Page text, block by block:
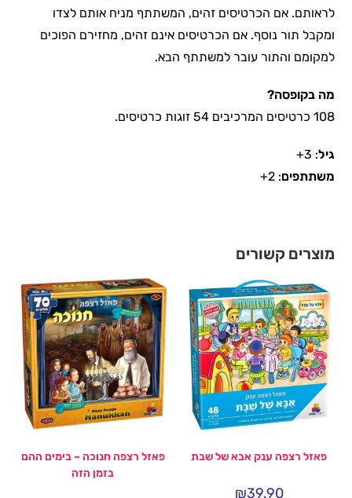
לראותם. אם הכרטיסים זהים, המשתתף מניח אותם לצדו
ומקבל תור נוסף. אם הכרטיסים אינם זהים, מחזירם הפוכים
למקומם והתור עובר למשתתף הבא.
מה בקופסה?
108 כרטיסים המרכיבים 54 זוגות כרטיסים.
גיל: 3+
משתתפים: 2+
מוצרים קשורים
פאזל רצפה ענק אבא של שבת
₪39.90
פאזל רצפה חנוכה – בימים ההם
בזמן הזה